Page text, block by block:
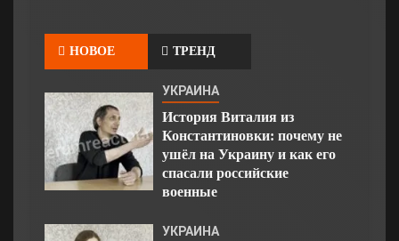
НОВОЕ ТРЕНД
УКРАИНА
История Виталия из
Константиновки: почему не
ушёл на Украину и как его
спасали российские
военные
УКРАИНА